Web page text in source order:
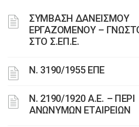
ΣΥΜΒΑΣΗ ΔΑΝΕΙΣΜΟΥ
ΕΡΓΑΖΟΜΕΝΟΥ –
ΣΤΟ Σ.ΕΠ.Ε.
Ν. 3190/1955 ΕΠΕ
Ν. 2190/1920 Α.Ε. – ΠΕΡΙ
ΑΝΩΝΥΜΩΝ ΕΤΑΙΡΕΙΩΝ